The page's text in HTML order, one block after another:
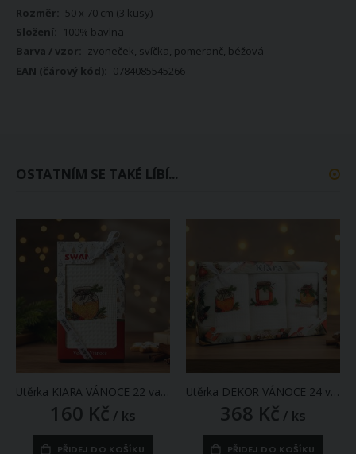
informací
50 x 70 cm (3 kusy)
100% bavlna
zvoneček, svíčka, pomeranč, béžová
0784085545266
OSTATNÍM SE TAKÉ LÍBÍ...
160 Kč / ks
PŘIDEJ DO KOŠÍKU
Utěrka DEKOR VÁNOCE 24 vaflová vyšívaná, dárkové balení, džemy na bílé, 3 kusy 50x70cm
368 Kč / ks
PŘIDEJ DO KOŠÍKU